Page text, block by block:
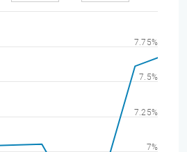
7%
7.25%
7.5%
7.75%